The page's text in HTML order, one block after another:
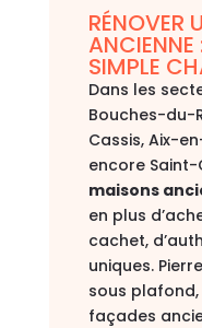
RÉNOVER
ANCIENNE
SIMPLE
Dans les
Bouches-du-
Cassis, Aix-
encore
maisons
en plus
cachet,
uniques.
sous plafond,
façades